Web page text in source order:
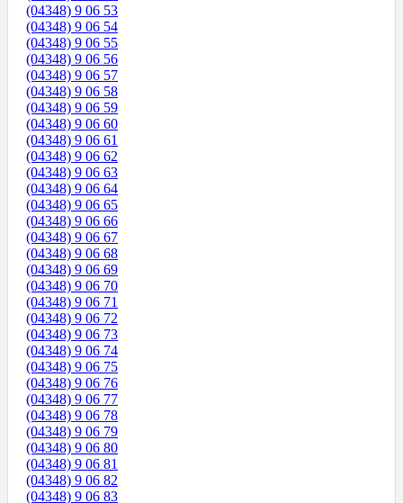
(04348) 9 06 53
(04348) 9 06 54
(04348) 9 06 55
(04348) 9 06 56
(04348) 9 06 57
(04348) 9 06 58
(04348) 9 06 59
(04348) 9 06 60
(04348) 9 06 61
(04348) 9 06 62
(04348) 9 06 63
(04348) 9 06 64
(04348) 9 06 65
(04348) 9 06 66
(04348) 9 06 67
(04348) 9 06 68
(04348) 9 06 69
(04348) 9 06 70
(04348) 9 06 71
(04348) 9 06 72
(04348) 9 06 73
(04348) 9 06 74
(04348) 9 06 75
(04348) 9 06 76
(04348) 9 06 77
(04348) 9 06 78
(04348) 9 06 79
(04348) 9 06 80
(04348) 9 06 81
(04348) 9 06 82
(04348) 9 06 83